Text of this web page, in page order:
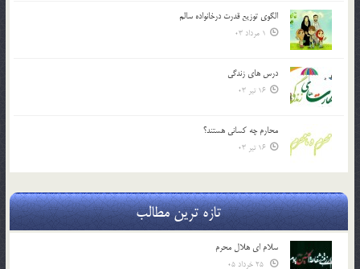
الگوي توزيع قدرت درخانواده سالم
1 مرداد 03
درس هاي زندگي
16 تیر 03
محارم چه کساني هستند؟
16 تیر 03
تازه ترین مطالب
سلام ای هلال محرم